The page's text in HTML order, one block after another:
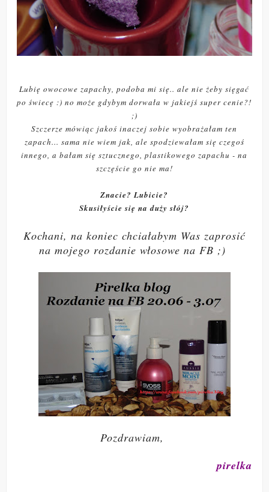
Lubię owocowe zapachy, podoba mi się.. ale nie żeby sięgać
po świecę :) no może gdybym dorwała w jakiejś super cenie?!
;)
Szczerze mówiąc jakoś inaczej sobie wyobrażałam ten
zapach... sama nie wiem jak, ale spodziewałam się czegoś
innego, a bałam się sztucznego, plastikowego zapachu - na
szczęście go nie ma!
Znacie? Lubicie?
Skusiłyście się na duży słój?
Kochani, na koniec chciałabym Was zaprosić
na mojego rozdanie włosowe na FB ;)
Pozdrawiam,
pirelka